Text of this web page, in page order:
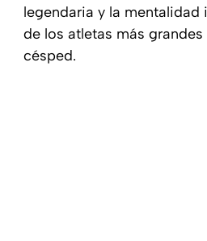
legendaria y la mentalidad
de los atletas más
césped.